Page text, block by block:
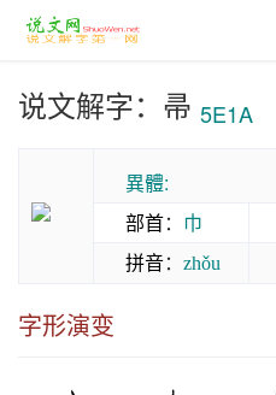
说文解字：帚 5E1A
異體:
部首： 巾
拼音： zhǒu
字形演变